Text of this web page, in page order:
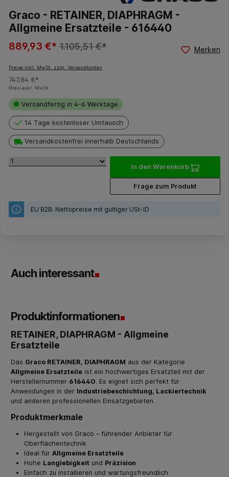
Graco - RETAINER, DIAPHRAGM -
Allgmeine Ersatzteile - 616440
889,93 €* 1.105,51 €* Merken
Preise inkl. MwSt. zzgl. Versandkosten
747,84 €*
Preis exkl. MwSt.
Versandfertig in 4-6 Werktage
14 Tage kostenloser Umtausch
Versandkostenfrei innerhalb Deutschlands
In den Warenkorb
Frage zum Produkt
EU B2B: Nettopreise mit gültiger USt-ID
Auch interessant
Produktinformationen
RETAINER, DIAPHRAGM - Allgmeine
Ersatzteile
Das Graco RETAINER, DIAPHRAGM aus der Kategorie
Allgmeine Ersatzteile ist ein hochwertiges Ersatzteil mit der
Herstellernummer 616440. Es eignet sich perfekt für
Anwendungen in der Industriebeschichtung, Lackiertechnik
und anderen professionellen Einsatzgebieten.
Produktmerkmale
Hergestellt von Graco – führender Anbieter für
Oberflächentechnik
Ideal für Allgmeine Ersatzteile
Hohe Langlebigkeitund Präzision
Einfach zu installieren und wartungsfreundlich